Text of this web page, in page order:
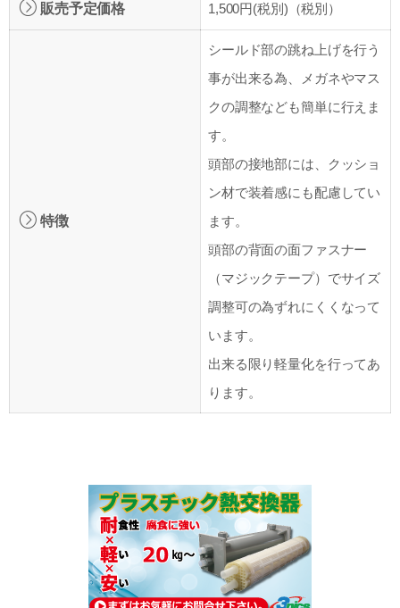
販売予定価格 1,500円(税別)（税別）
特徴
シールド部の跳ね上げを行う
事が出来る為、メガネやマス
クの調整なども簡単に行えま
す。
頭部の接地部には、クッショ
ン材で装着感にも配慮してい
ます。
頭部の背面の面ファスナー
（マジックテープ）でサイズ
調整可の為ずれにくくなって
います。
出来る限り軽量化を行ってあ
ります。